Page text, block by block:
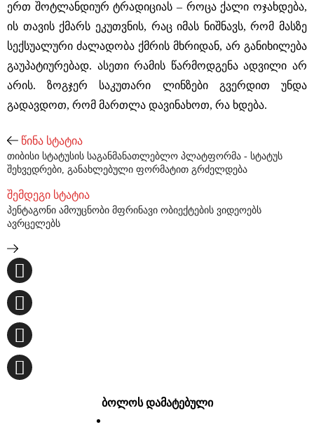
ერთ შოტლანდიურ ტრადიციას ‒ როცა ქალი ოჯახდება,
ის თავის ქმარს ეკუთვნის, რაც იმას ნიშნავს, რომ მასზე
სექსუალური ძალადობა ქმრის მხრიდან, არ განიხილება
გაუპატიურებად. ასეთი რამის წარმოდგენა ადვილი არ
არის. ზოგჯერ საკუთარი ლინზები გვერდით უნდა
გადავდოთ, რომ მართლა დავინახოთ, რა ხდება.
წინა სტატია
თიბისი სტატუსის საგანმანათლებლო პლატფორმა - სტატუს
შეხვედრები, განახლებული ფორმატით გრძელდება
შემდეგი სტატია
პენტაგონი ამოუცნობი მფრინავი ობიექტების ვიდეოებს
ავრცელებს
ბოლოს დამატებული